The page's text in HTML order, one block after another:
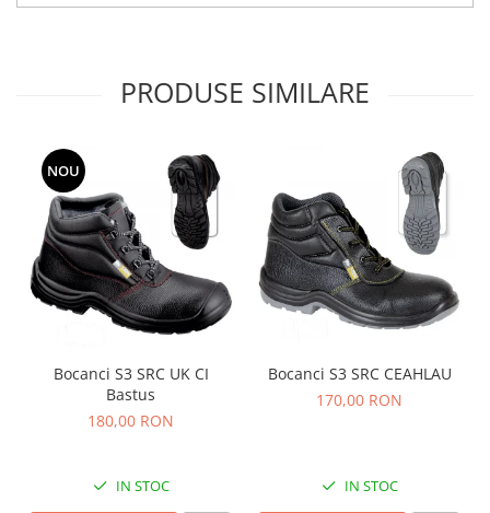
PRODUSE SIMILARE
NOU
Bocanci S3 SRC UK CI
Bastus
180,00 RON
IN STOC
Bocanci S3 SRC CEAHLAU
170,00 RON
IN STOC